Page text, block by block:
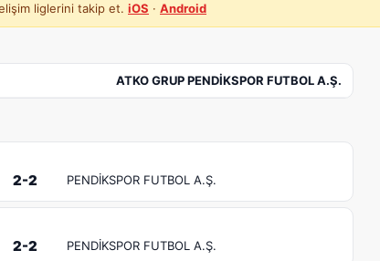
liglerini takip et. iOS · Android
ATKO GRUP PENDİKSPOR FUTBOL A.Ş.
2-2 PENDİKSPOR FUTBOL A.Ş.
2-2 PENDİKSPOR FUTBOL A.Ş.